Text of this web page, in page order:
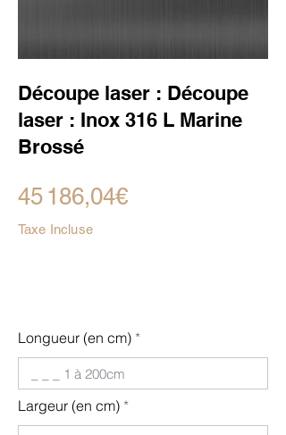
Découpe laser : Découpe
laser : Inox 316 L Marine
Brossé
45 186,04€
Taxe Incluse
Longueur (en cm)
Largeur (en cm)